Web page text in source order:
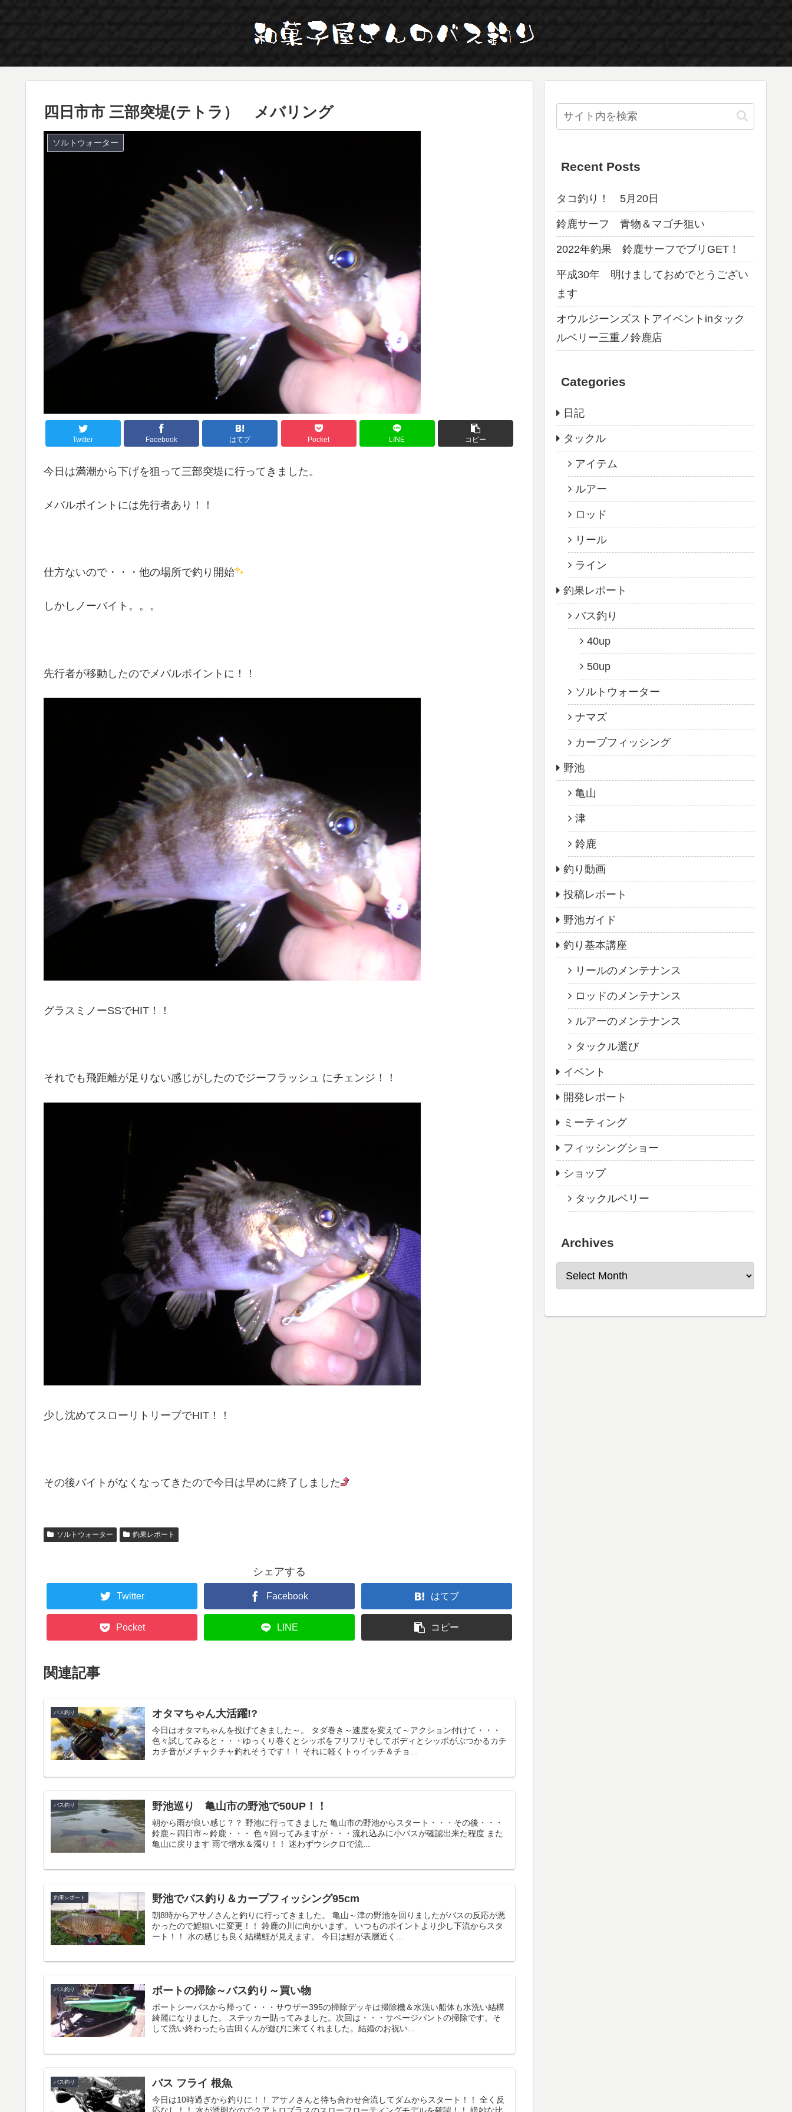
四日市市 三部突堤(テトラ） メバリング
ソルトウォーター
Twitter Facebook はてブ Pocket LINE コピー
今日は満潮から下げを狙って三部突堤に行ってきました。
メバルポイントには先行者あり！！
仕方ないので・・・他の場所で釣り開始
しかしノーバイト。。。
先行者が移動したのでメバルポイントに！！
グラスミノーSSでHIT！！
それでも飛距離が足りない感じがしたのでジーフラッシュ にチェンジ！！
少し沈めてスローリトリーブでHIT！！
その後バイトがなくなってきたので今日は早めに終了しました
ソルトウォーター 釣果レポート
シェアする
Twitter Facebook はてブ
Pocket LINE コピー
関連記事
バス釣り オタマちゃん大活躍!?
今日はオタマちゃんを投げてきました～。 タダ巻き～速度を変えて～アクション付けて・・・
色々試してみると・・・ゆっくり巻くとシッポをフリフリそしてボディとシッポがぶつかるカチ
カチ音がメチャクチャ釣れそうです！！ それに軽くトゥイッチ＆チョ...
バス釣り 野池巡り 亀山市の野池で50UP！！
朝から雨が良い感じ？？ 野池に行ってきました 亀山市の野池からスタート・・・その後・・・
鈴鹿～四日市～鈴鹿・・・ 色々回ってみますが・・・流れ込みに小バスが確認出来た程度 また
亀山に戻ります 雨で増水＆濁り！！ 迷わずウシクロで流...
釣果レポート 野池でバス釣り＆カープフィッシング95cm
朝8時からアサノさんと釣りに行ってきました。 亀山～津の野池を回りましたがバスの反応が悪
かったので鯉狙いに変更！！ 鈴鹿の川に向かいます。 いつものポイントより少し下流からスタ
ート！！ 水の感じも良く結構鯉が見えます。 今日は鯉が表層近く...
バス釣り ボートの掃除～バス釣り～買い物
ボートシーバスから帰って・・・サウザー395の掃除デッキは掃除機＆水洗い船体も水洗い結構
綺麗になりました。 ステッカー貼ってみました。次回は・・・サベージパントの掃除です。そ
して洗い終わったら吉田くんが遊びに来てくれました。結婚のお祝い...
バス釣り バス フライ 根魚
今日は10時過ぎから釣りに！！ アサノさんと待ち合わせ合流してダムからスタート！！ 全く反
応なし！！ 水が透明なのでクアトロプラスのスローフローティングモデルを確認！！ 絶妙な比
Recent Posts
タコ釣り！ 5月20日
鈴鹿サーフ 青物＆マゴチ狙い
2022年釣果 鈴鹿サーフでブリGET！
平成30年 明けましておめでとうござい
ます
オウルジーンズストアイベントinタック
ルベリー三重ノ鈴鹿店
Categories
日記
タックル
アイテム
ルアー
ロッド
リール
ライン
釣果レポート
バス釣り
40up
50up
ソルトウォーター
ナマズ
カープフィッシング
野池
亀山
津
鈴鹿
釣り動画
投稿レポート
野池ガイド
釣り基本講座
リールのメンテナンス
ロッドのメンテナンス
ルアーのメンテナンス
タックル選び
イベント
開発レポート
ミーティング
フィッシングショー
ショップ
タックルベリー
Archives